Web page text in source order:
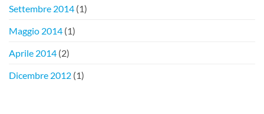
Settembre 2014 (1)
Maggio 2014 (1)
Aprile 2014 (2)
Dicembre 2012 (1)